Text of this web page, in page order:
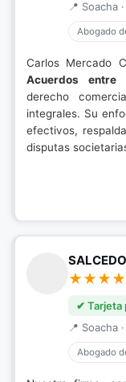
📍 Soacha
Abogado
Carlos Mercado
Acuerdos entre
derecho
integrales. Su
efectivos,
disputas
✔ Tarjeta
📍 Soacha
Abogado